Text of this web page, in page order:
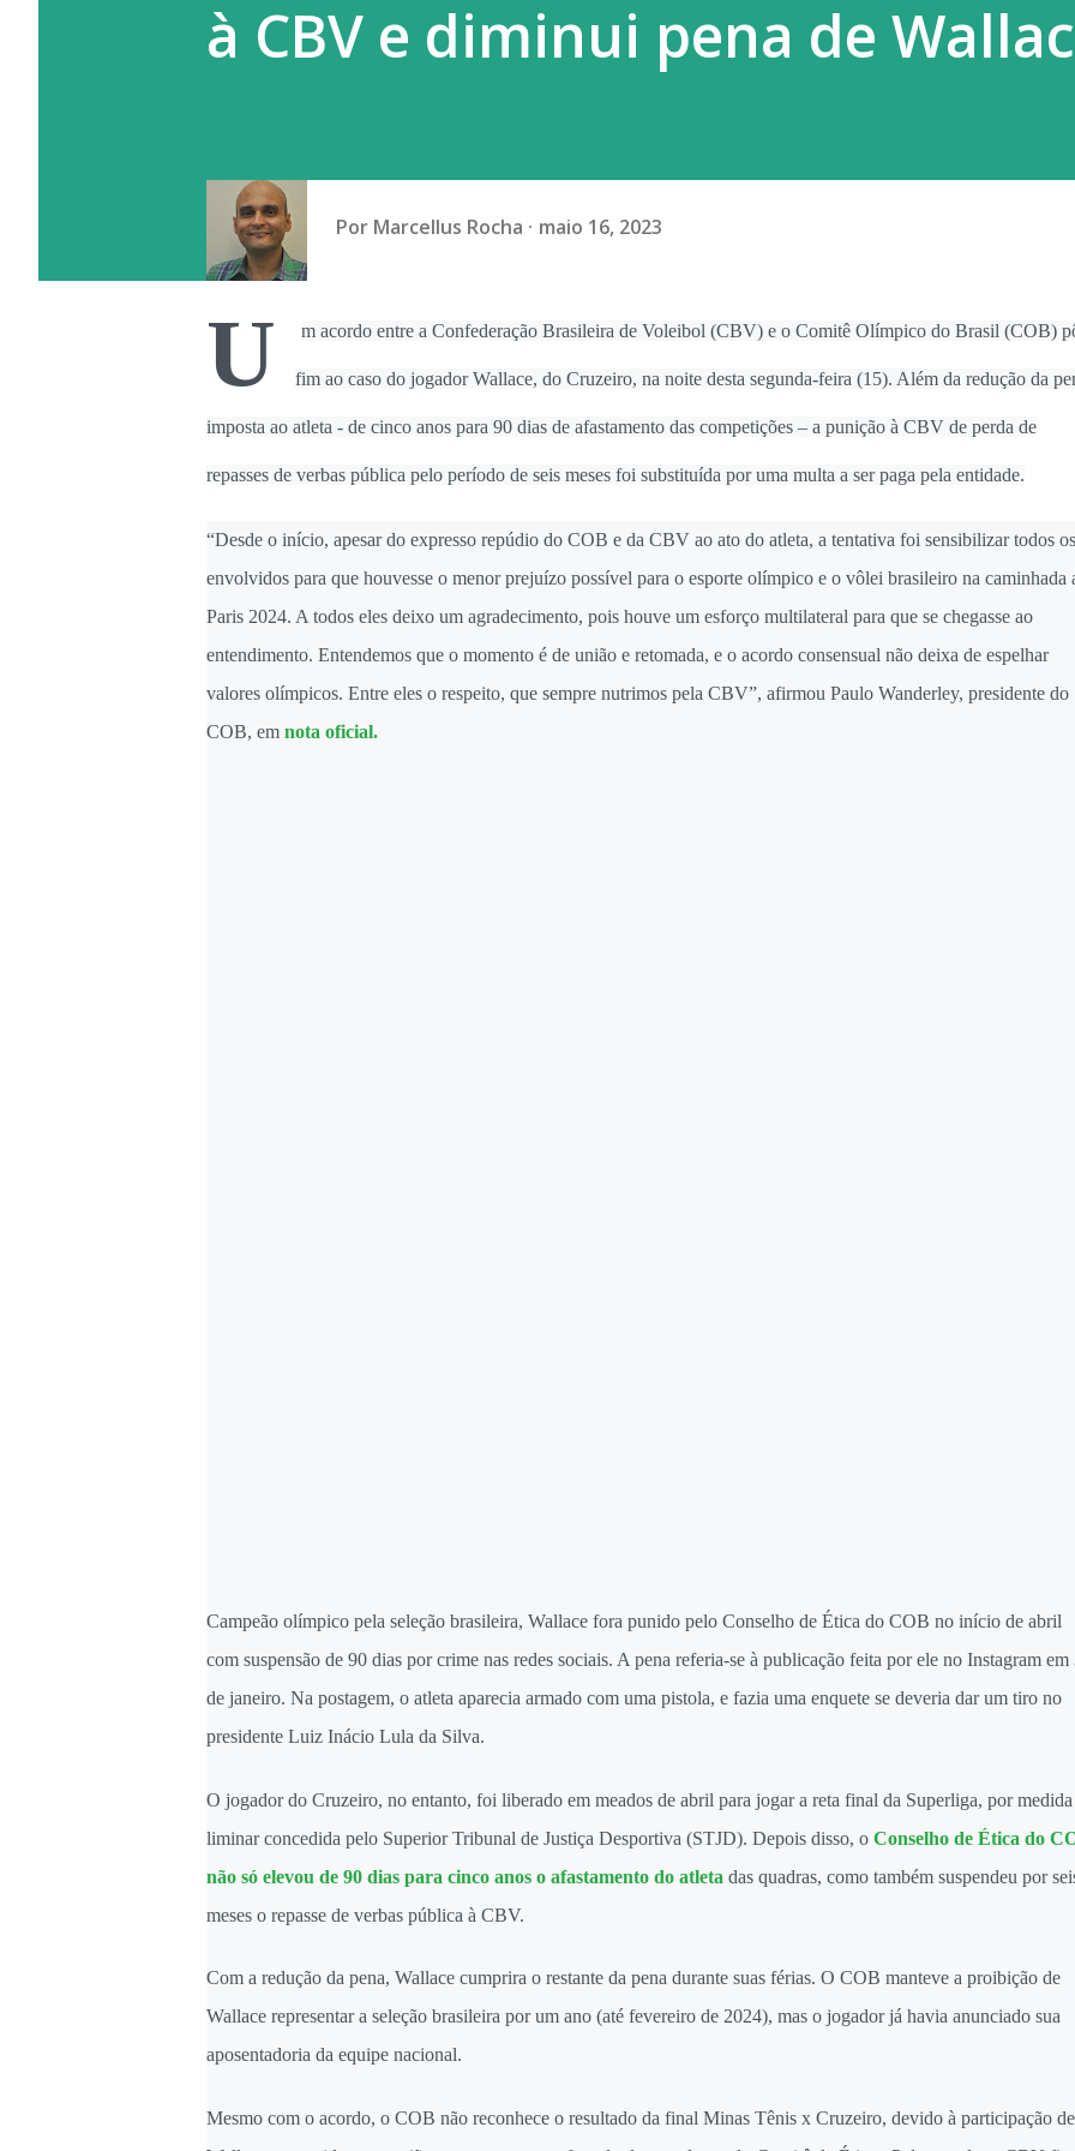
endêmica do vírus, casos importados e surtos localizados continuam
à CBV e diminui pena de
Por Marcellus Rocha maio 16, 2023
U m acordo entre a Confederação Brasileira de Voleibol (CBV) e o Comitê Olímpico do Brasil (COB)
fim ao caso do jogador Wallace, do Cruzeiro, na noite desta segunda-feira (15). Além da redução da
imposta ao atleta - de cinco anos para 90 dias de afastamento das competições – a punição à CBV de perda de
repasses de verbas pública pelo período de seis meses foi substituída por uma multa a ser paga pela entidade.
“Desde o início, apesar do expresso repúdio do COB e da CBV ao ato do atleta, a tentativa foi sensibilizar todos os
envolvidos para que houvesse o menor prejuízo possível para o esporte olímpico e o vôlei brasileiro na caminhada
Paris 2024. A todos eles deixo um agradecimento, pois houve um esforço multilateral para que se chegasse ao
entendimento. Entendemos que o momento é de união e retomada, e o acordo consensual não deixa de espelhar
valores olímpicos. Entre eles o respeito, que sempre nutrimos pela CBV”, afirmou Paulo Wanderley, presidente do
COB, em nota oficial.
Campeão olímpico pela seleção brasileira, Wallace fora punido pelo Conselho de Ética do COB no início de abril
com suspensão de 90 dias por crime nas redes sociais. A pena referia-se à publicação feita por ele no Instagram em
de janeiro. Na postagem, o atleta aparecia armado com uma pistola, e fazia uma enquete se deveria dar um tiro no
presidente Luiz Inácio Lula da Silva.
O jogador do Cruzeiro, no entanto, foi liberado em meados de abril para jogar a reta final da Superliga, por medida
liminar concedida pelo Superior Tribunal de Justiça Desportiva (STJD). Depois disso, o Conselho de Ética do
não só elevou de 90 dias para cinco anos o afastamento do atleta das quadras, como também suspendeu por
meses o repasse de verbas pública à CBV.
Com a redução da pena, Wallace cumprira o restante da pena durante suas férias. O COB manteve a proibição de
Wallace representar a seleção brasileira por um ano (até fevereiro de 2024), mas o jogador já havia anunciado sua
aposentadoria da equipe nacional.
Mesmo com o acordo, o COB não reconhece o resultado da final Minas Tênis x Cruzeiro, devido à participação de